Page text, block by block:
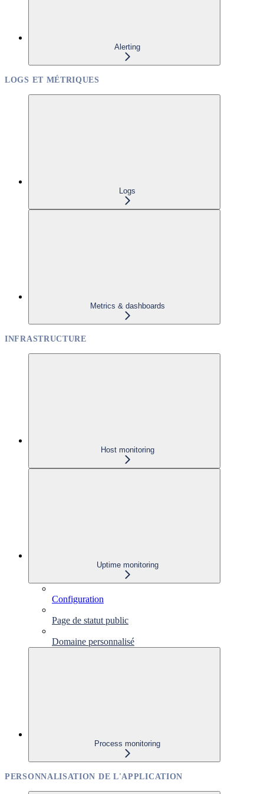
Alerting
LOGS ET MÉTRIQUES
Logs
Metrics & dashboards
INFRASTRUCTURE
Host monitoring
Uptime monitoring
Configuration
Page de statut public
Domaine personnalisé
Process monitoring
PERSONNALISATION DE L'APPLICATION